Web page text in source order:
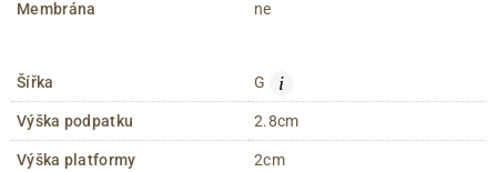
Membrána ne
Šířka G i
Výška podpatku 2.8cm
Výška platformy 2cm